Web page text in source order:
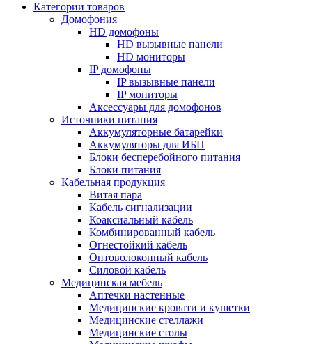
Категории товаров
Домофония
HD домофоны
HD вызывные панели
HD мониторы
IP домофоны
IP вызывные панели
IP мониторы
Аксессуары для домофонов
Источники питания
Аккумуляторные батарейки
Аккумуляторы для ИБП
Блоки бесперебойного питания
Блоки питания
Кабельная продукция
Витая пара
Кабель сигнализации
Коаксиальный кабель
Комбинированный кабель
Огнестойкий кабель
Оптоволоконный кабель
Силовой кабель
Медицинская мебель
Аптечки настенные
Медицинские кровати и кушетки
Медицинские стеллажи
Медицинские столы